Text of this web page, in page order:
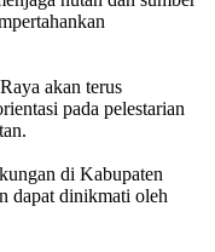
akan terus
pada pelestarian
di Kabupaten
dapat dinikmati oleh